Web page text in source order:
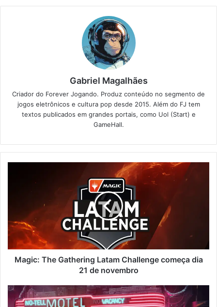
Gabriel Magalhães
Criador do Forever Jogando. Produz conteúdo no segmento de
jogos eletrônicos e cultura pop desde 2015. Além do FJ tem
textos publicados em grandes portais, como Uol (Start) e
GameHall.
Magic: The Gathering Latam Challenge começa dia
21 de novembro